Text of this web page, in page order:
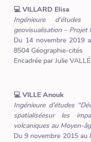
💻 VILLARD Elisa
Ingénieure
geovisualisation – Projet
Du 14 novembre 2019
8504 Géographie-cités
Encadrée par Julie
💻 VILLE Anouk
Ingénieure d’études
spatialiséesur les
volcaniques au Moyen-
Du 9 novembre 2015 au